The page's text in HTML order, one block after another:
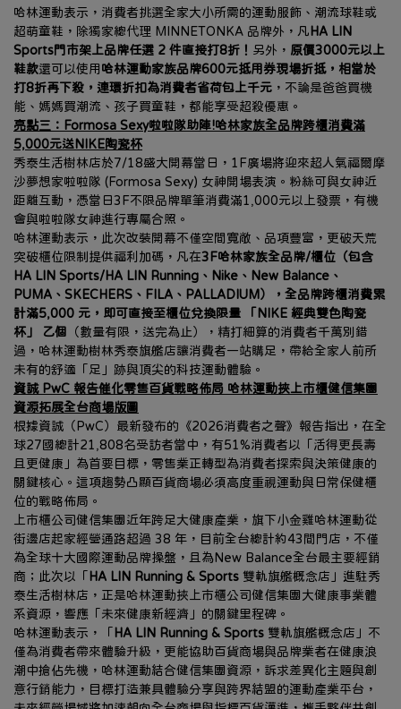
哈林運動表示，消費者挑選全家大小所需的運動服飾、潮流球鞋或
超萌童鞋，除獨家總代理 MINNETONKA 品牌外，凡 HA LIN
Sports門市架上品牌任選 2 件直接打8折！ 另外， 原價3000元以上
鞋款還可以使用哈林運動家族品牌600元抵用券現場折抵，相當於
打8折再下殺，連環折扣為消費者省荷包上千元 ，不論是爸爸買機
能、媽媽買潮流、孩子買童鞋，都能享受超殺優惠。
亮點三：Formosa Sexy啦啦隊助陣!哈林家族全品牌跨櫃消費滿
5,000元送NIKE陶瓷杯
秀泰生活樹林店於7/18盛大開幕當日，1F廣場將迎來超人氣福爾摩
沙夢想家啦啦隊 (Formosa Sexy) 女神開場表演。粉絲可與女神近
距離互動，憑當日3F不限品牌單筆消費滿1,000元以上發票，有機
會與啦啦隊女神進行專屬合照。
哈林運動表示，此次改裝開幕不僅空間寬敞、品項豐富，更破天荒
突破櫃位限制提供福利加碼，凡在3F哈林家族全品牌/櫃位（包含
HA LIN Sports/HA LIN Running、Nike、New Balance、
PUMA、SKECHERS、FILA、PALLADIUM），全品牌跨櫃消費累
計滿5,000 元，即可直接至櫃位兌換限量 「NIKE 經典雙色陶瓷
杯」 乙個
（數量有限，送完為止），精打細算的消費者千萬別錯
過，哈林運動樹林秀泰旗艦店讓消費者一站購足，帶給全家人前所
未有的舒適「足」跡與頂尖的科技運動體驗。
資誠 PwC 報告催化零售百貨戰略佈局 哈林運動挾上市櫃健信集團
資源拓展全台商場版圖
根據資誠（PwC）最新發布的《2026消費者之聲》報告指出，在全
球27國總計21,808名受訪者當中，有51%消費者以「活得更長壽
且更健康」為首要目標，零售業正轉型為消費者探索與決策健康的
關鍵核心。這項趨勢凸顯百貨商場必須高度重視運動與日常保健櫃
位的戰略佈局。
上市櫃公司健信集團近年跨足大健康產業，旗下小金雞哈林運動從
街邊店起家經營通路超過 38 年，目前全台總計約43間門店，不僅
為全球十大國際運動品牌操盤，且為New Balance全台最主要經銷
商；此次以「
HA LIN Running & Sports 雙軌旗艦概念店」進駐秀
泰生活樹林店，正是哈林運動挾上市櫃公司健信集團大健康事業體
系資源，響應「未來健康新經濟」的關鍵里程碑。
哈林運動表示，「
HA LIN Running & Sports 雙軌旗艦概念店」不
僅為消費者帶來體驗升級，更能協助百貨商場與品牌業者在健康浪
潮中搶佔先機，哈林運動結合健信集團資源，訴求差異化主題與創
意行銷能力，目標打造兼具體驗分享與跨界結盟的運動產業平台，